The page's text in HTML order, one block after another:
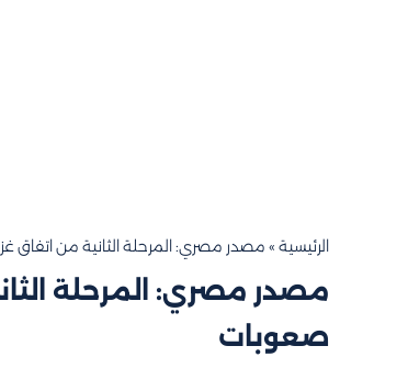
الرئيسية » مصدر مصري: المرحلة الثانية من اتفاق
مصدر مصري: المرحلة
صعوبات